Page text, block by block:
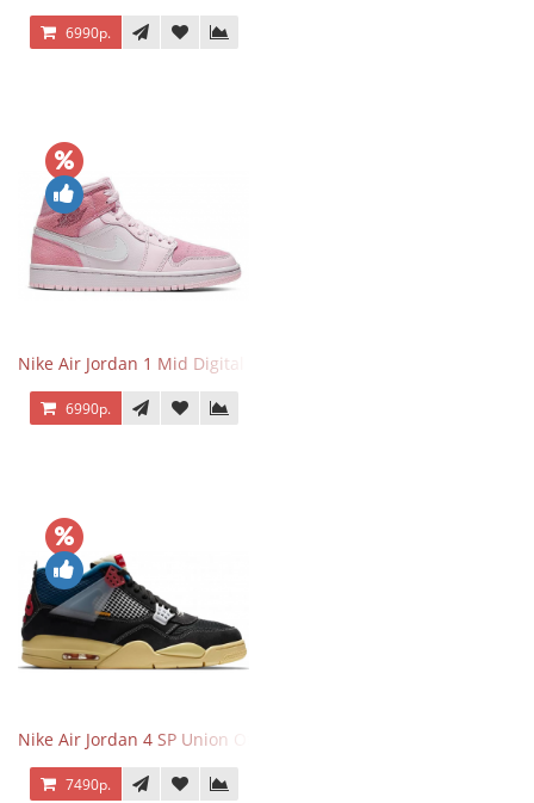
6990р.
Nike Air Jordan 1 Mid Digital Pink
6990р.
Nike Air Jordan 4 SP Union Off Noir
7490р.